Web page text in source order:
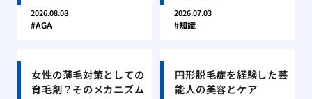
2026.08.08
AGA
2026.07.03
知識
女性の薄毛対策としての
育毛剤？そのメカニズム
円形脱毛症を経験した芸
能人の美容とケア